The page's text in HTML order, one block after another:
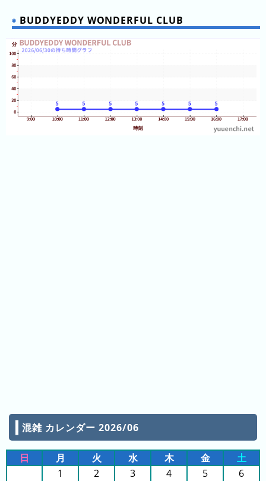
と)
2023
年
待
京
ド
BUDDYEDDY WONDERFUL CLUB
混雑 カレンダー 2026/06
日 月 火 水 木 金
土
1
2 3 4 5 6